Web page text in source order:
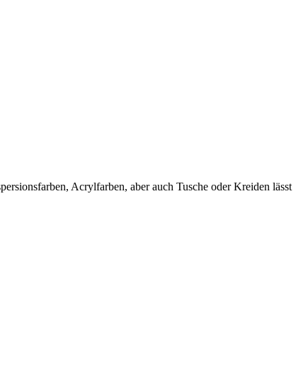
Acrylfarben, aber auch Tusche oder Kreiden lässt